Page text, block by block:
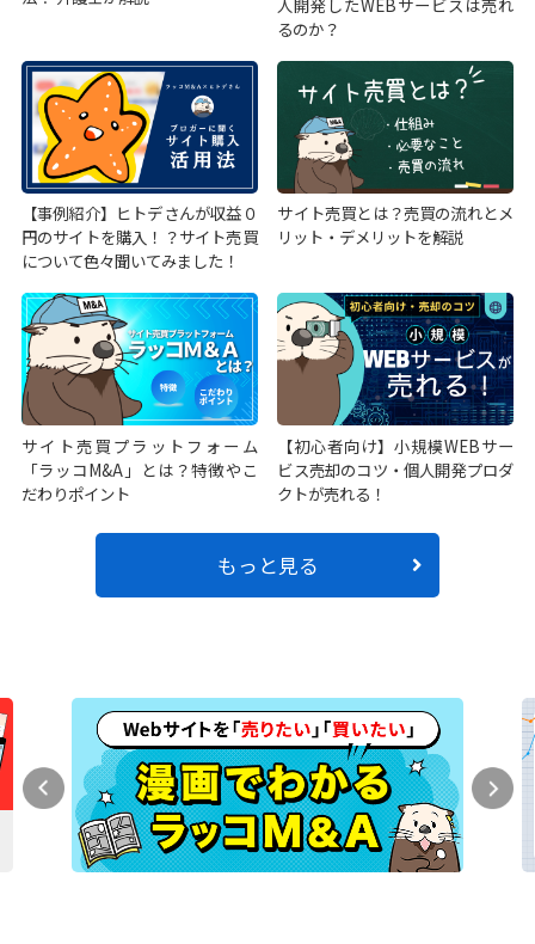
人開発したWEBサービスは売れ
るのか？
【事例紹介】ヒトデさんが収益０
円のサイトを購入！？サイト売買
について色々聞いてみました！
サイト売買とは？売買の流れとメ
リット・デメリットを解説
サイト売買プラットフォーム
「ラッコM&A」とは？特徴やこ
だわりポイント
【初心者向け】小規模WEBサー
ビス売却のコツ・個人開発プロダ
クトが売れる！
もっと見る